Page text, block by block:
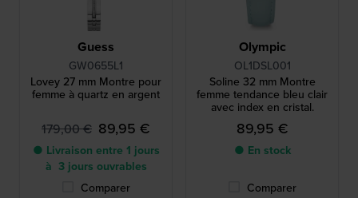
Guess
GW0655L1
Lovey 27 mm Montre pour
femme à quartz en argent
179,00 € 89,95 €
● Livraison entre 1 jours
à 3 jours ouvrables
Comparer
Olympic
OL1DSL001
Soline 32 mm Montre
femme tendance bleu clair
avec index en cristal.
89,95 €
● En stock
Comparer